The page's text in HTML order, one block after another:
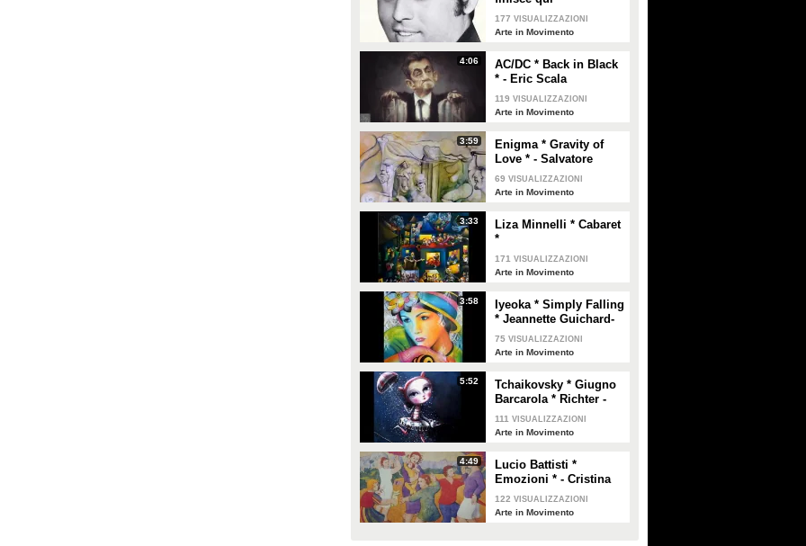
177 VISUALIZZAZIONI
Arte in Movimento
4:06
AC/DC * Back in Black
* - Eric Scala
119 VISUALIZZAZIONI
Arte in Movimento
3:59
Enigma * Gravity of
Love * - Salvatore
Torretti
69 VISUALIZZAZIONI
Arte in Movimento
3:33
Liza Minnelli * Cabaret
*
171 VISUALIZZAZIONI
Arte in Movimento
3:58
Iyeoka * Simply Falling
* Jeannette Guichard-
Bunel
75 VISUALIZZAZIONI
Arte in Movimento
5:52
Tchaikovsky * Giugno
Barcarola * Richter -
Daria Palotti
111 VISUALIZZAZIONI
Arte in Movimento
4:49
Lucio Battisti *
Emozioni * - Cristina
Crestani
122 VISUALIZZAZIONI
Arte in Movimento